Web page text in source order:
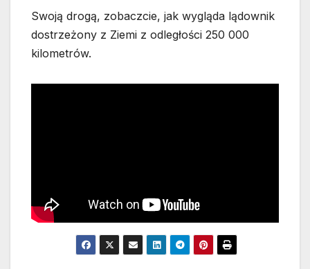
Swoją drogą, zobaczcie, jak wygląda lądownik
dostrzeżony z Ziemi z odległości 250 000
kilometrów.